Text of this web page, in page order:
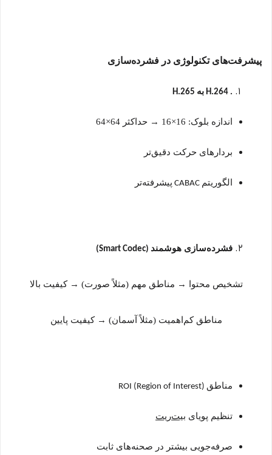
پیشرفت‌های تکنولوژی در فشرده‌سازی
. H.264 به
اندازه بلوک: 16×16 → حداکثر 64×64
بردارهای حرکت دقیق‌تر
الگوریتم پیشرفته‌تر
فشرده‌سازی هوشمند (Smart Codec)
تشخیص محتوا → مناطق مهم (مثلاً صورت) → کیفیت بالا
مناطق کم‌اهمیت (مثلاً آسمان) → کیفیت پایین
مناطق
تنظیم پویای بیت‌ریت
صرفه‌جویی بیشتر در صحنه‌های ثابت